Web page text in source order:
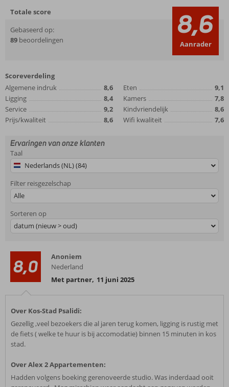
Totale score
Gebaseerd op:
89 beoordelingen 8,6
Aanrader
Scoreverdeling
Algemene indruk
8,6
Ligging
8,4
Service
9,2
Prijs/kwaliteit
8,6
Eten
9,1
Kamers
7,8
Kindvriendelijk
8,6
Wifi kwaliteit
7,6
Ervaringen van onze klanten
Taal
Nederlands (NL) (84)
Filter reisgezelschap
Alle
Sorteren op
datum (nieuw > oud)
8,0
Anoniem
Nederland
Met partner, 11 juni 2025
Over Kos-Stad Psalidi:
Gezellig ,veel bezoekers die al jaren terug komen, ligging is rustig met
de fiets ( welke te huur is bij accomodatie) binnen 15 minuten in kos
stad.
Over Alex 2 Appartementen:
Hadden volgens boeking gerenoveerde studio. Was inderdaad ooit